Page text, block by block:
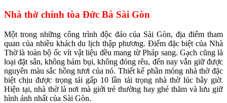
Nhà thờ chính tòa Đức Bà Sài Gòn
Một trong những công trình độc đáo của Sài Gòn, địa điểm tham
quan của nhiều khách du lịch thập phương. Điểm đặc biệt của Nhà
Thờ là toàn bộ ốc vít vật liệu đều mang từ Pháp sang. Gạch cũng là
loại đặt sẵn, không bám bụi, không đóng rêu, đến nay vẫn giữ được
nguyên màu sắc hồng tươi của nó. Thiết kế phần móng nhà thờ đặc
biệt chịu được trọng tải gấp 10 lần tải trọng nhà thờ lúc bây giờ.
Hiện tại, nhà thờ là nơi mà giới trẻ thường hay ghé thăm và lưu giữ
hình ảnh nhất của Sài Gòn.